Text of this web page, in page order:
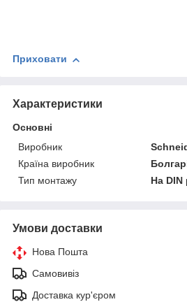
Приховати
Характеристики
Основні
Виробник
Країна виробник
Тип монтажу
На DIN
Умови доставки
Нова Пошта
Самовивіз
Доставка кур'єром